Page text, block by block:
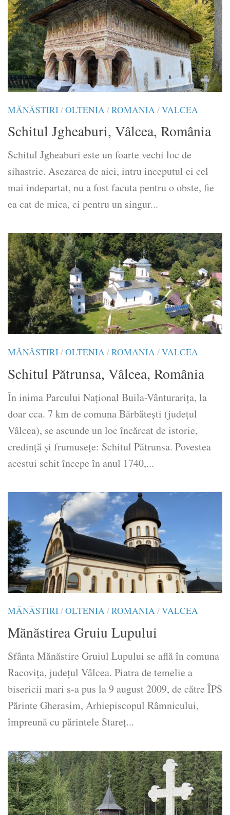
MĂNĂSTIRI/OLTENIA/ROMANIA/VALCEA
Schitul Jgheaburi, Vâlcea, România
Schitul Jgheaburi este un foarte vechi loc de
sihastrie. Asezarea de aici, intru inceputul ei cel
mai indepartat, nu a fost facuta pentru o obste, fie
ea cat de mica, ci pentru un singur...
MĂNĂSTIRI/OLTENIA/ROMANIA/VALCEA
Schitul Pătrunsa, Vâlcea, România
În inima Parcului Național Buila-Vânturarița, la
doar cca. 7 km de comuna Bărbătești (județul
Vâlcea), se ascunde un loc încărcat de istorie,
credință și frumusețe: Schitul Pătrunsa. Povestea
acestui schit începe în anul 1740,...
MĂNĂSTIRI/OLTENIA/ROMANIA/VALCEA
Mănăstirea Gruiu Lupului
Sfânta Mănăstire Gruiul Lupului se află în comuna
Racoviţa, județul Vâlcea. Piatra de temelie a
bisericii mari s-a pus la 9 august 2009, de către ÎPS
Părinte Gherasim, Arhiepiscopul Râmnicului,
împreună cu părintele Stareţ...